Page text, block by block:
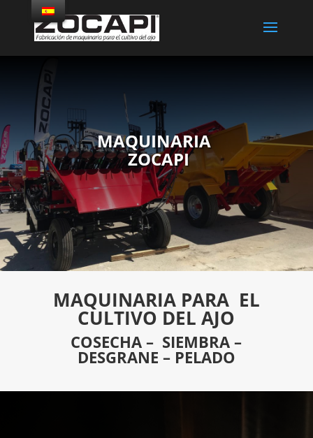
MAQUINARIA
ZOCAPI
MAQUINARIA PARA EL
CULTIVO DEL AJO
COSECHA – SIEMBRA –
DESGRANE – PELADO